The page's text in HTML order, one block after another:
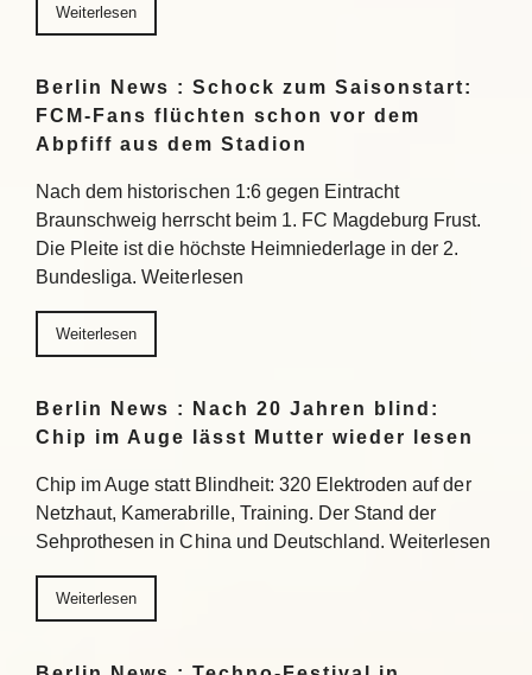
Weiterlesen
Berlin News : Schock zum Saisonstart:
FCM-Fans flüchten schon vor dem
Abpfiff aus dem Stadion
Nach dem historischen 1:6 gegen Eintracht
Braunschweig herrscht beim 1. FC Magdeburg Frust.
Die Pleite ist die höchste Heimniederlage in der 2.
Bundesliga. Weiterlesen
Weiterlesen
Berlin News : Nach 20 Jahren blind:
Chip im Auge lässt Mutter wieder lesen
Chip im Auge statt Blindheit: 320 Elektroden auf der
Netzhaut, Kamerabrille, Training. Der Stand der
Sehprothesen in China und Deutschland. Weiterlesen
Weiterlesen